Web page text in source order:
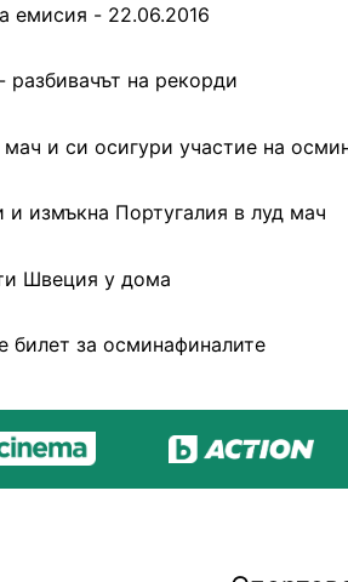
емисия - 22.06.2016
на рекорди
и си осигури участие на
измъкна Португалия в луд мач
Швеция у дома
билет за осминафиналите